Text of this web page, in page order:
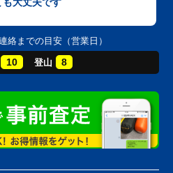
大丈夫です
絡までの目安（営業日）
10 登山 8